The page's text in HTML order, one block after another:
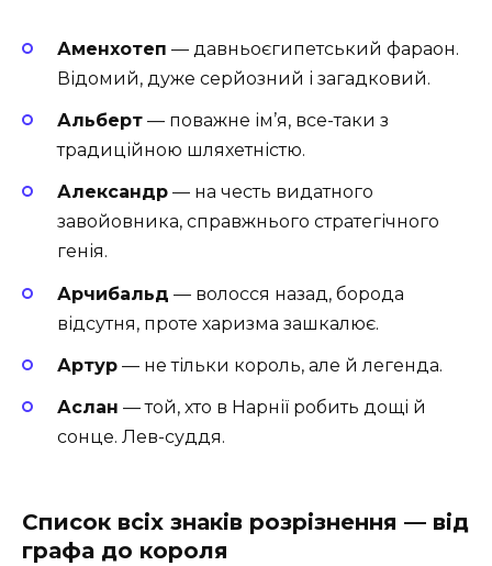
Аменхотеп — давньоєгипетський фараон.
Відомий, дуже серйозний і загадковий.
Альберт — поважне ім’я, все-таки з
традиційною шляхетністю.
Александр — на честь видатного
завойовника, справжнього стратегічного
генія.
Арчибальд — волосся назад, борода
відсутня, проте харизма зашкалює.
Артур — не тільки король, але й легенда. ️
Аслан — той, хто в Нарнії робить дощі й
сонце. Лев-суддя.
Список всіх знаків розрізнення — від
графа до короля